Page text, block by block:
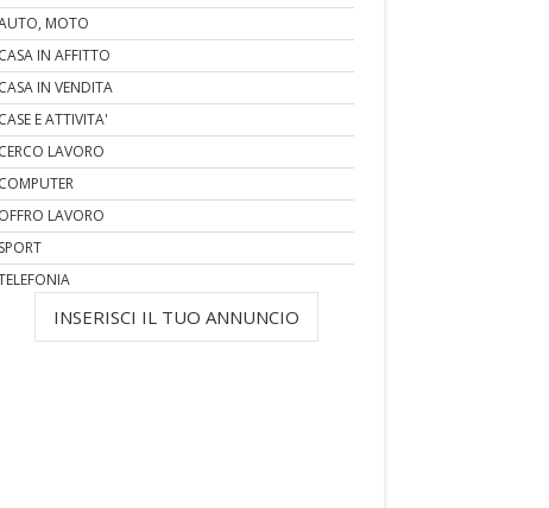
MOTO
CASA IN AFFITTO
CASA IN VENDITA
CASE E ATTIVITA'
CERCO LAVORO
COMPUTER
OFFRO LAVORO
SPORT
INSERISCI IL TUO ANNUNCIO